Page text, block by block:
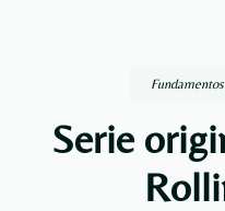
Serie